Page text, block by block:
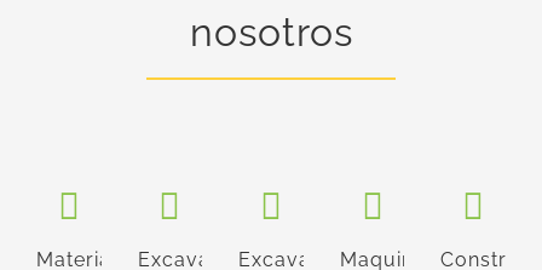
nosotros
MaterialesExcavacionesExcavacionesMaquinaria